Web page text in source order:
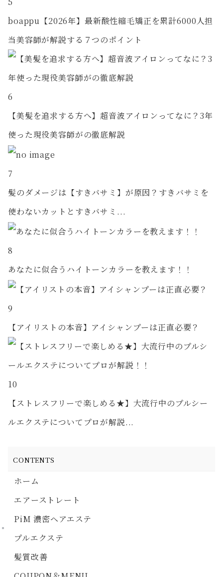
boappu【2026年】最新酸性縮毛矯正を累計6000人担
当美容師が解説する７つのポイント
6
【美髪を追求する方へ】超音波アイロンってなに？3年
使った現役美容師がの徹底解説
7
髪のダメージは【すきバサミ】が原因？すきバサミを
使わないカットとすきバサミ...
8
あなたに似合うハイトーンカラーを教えます！！
9
【アイリストの本音】アイシャンプーは正直必要？
10
【ストレスフリーで楽しめる★】大流行中のプルシー
ルエクステについてプロが解説...
CONTENTS
ホーム
エアーストレート
PiM 濃密ヘアエステ
プルエクステ
髪質改善